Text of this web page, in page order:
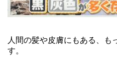
人間の髪や皮膚にもある、も
す。